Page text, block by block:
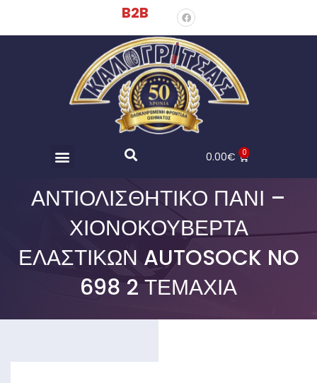
B2B
0.00€ 0
ΑΝΤΙΟΛΙΣΘΗΤΙΚΌ ΠΑΝΊ –
ΧΙΟΝΟΚΟΥΒΈΡΤΑ
ΕΛΑΣΤΙΚΏΝ AUTOSOCK NO
698 2 ΤΕΜΆΧΙΑ